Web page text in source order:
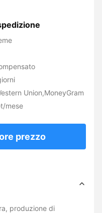
Union,MoneyGram
mese
prezzo
produzione di